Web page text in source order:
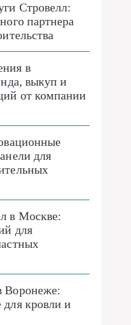
Стровелл:
партнера
в
выкуп и
от компании
для
в Москве:
для
Воронеже:
кровли и